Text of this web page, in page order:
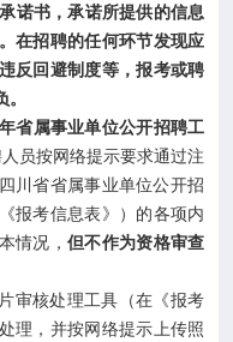
诺书，承诺所提供的信息
在招聘的任何环节发现应
反回避制度等，报考或聘
省属事业单位公开招聘工
员按网络提示要求通过注
川省省属事业单位公开招
报考信息表》）的各项内
情况， 但不作为资格审查
审核处理工具（在《报考
理，并按网络提示上传照